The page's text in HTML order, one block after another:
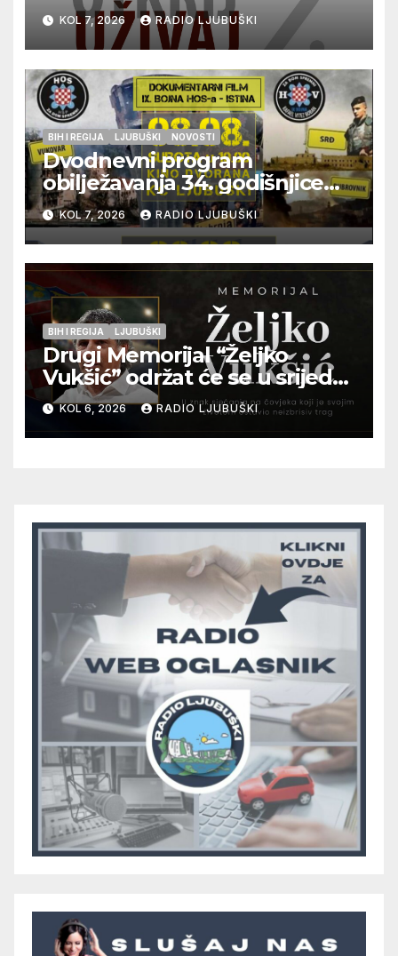
vrhunska vina, gastronomiju i
glazbu
KOL 7, 2026 RADIO LJUBUŠKI
BIH I REGIJA LJUBUŠKI NOVOSTI
Dvodnevni program
obilježavanja 34. godišnjice
pogibije generala Blaža
Kraljevića i osmorice
pripadnika HOS-a
KOL 7, 2026 RADIO LJUBUŠKI
BIH I REGIJA LJUBUŠKI
Drugi Memorijal “Željko
Vukšić” održat će se u srijedu
12. kolovoza u Otoku
KOL 6, 2026 RADIO LJUBUŠKI